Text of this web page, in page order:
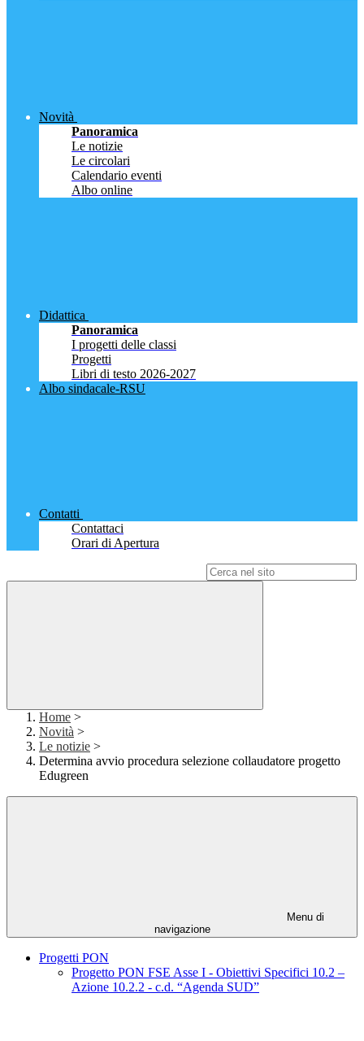
Novità
Panoramica
Le notizie
Le circolari
Calendario eventi
Albo online
Didattica
Panoramica
I progetti delle classi
Progetti
Libri di testo 2026-2027
Albo sindacale-RSU
Contatti
Contattaci
Orari di Apertura
Home >
Novità >
Le notizie >
Determina avvio procedura selezione collaudatore progetto
Edugreen
Menu di
navigazione
Progetti PON
Progetto PON FSE Asse I - Obiettivi Specifici 10.2 –
Azione 10.2.2 - c.d. “Agenda SUD”